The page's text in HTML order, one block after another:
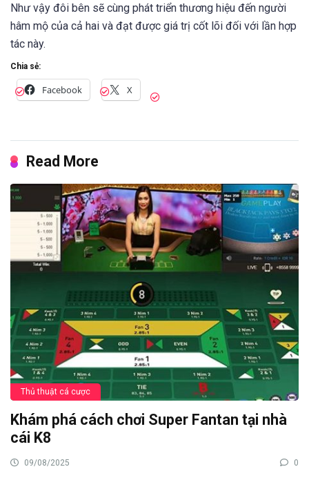
Như vậy đôi bên sẽ cùng phát triển thương hiệu đến người
hâm mộ của cả hai và đạt được giá trị cốt lõi đối với lần hợp
tác này.
Chia sẻ:
Facebook X
Read More
Thủ thuật cá cược
Khám phá cách chơi Super Fantan tại nhà
cái K8
09/08/2025 0